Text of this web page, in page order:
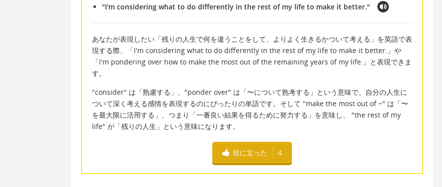
"I'm considering what to do differently in the rest of my life to make it better."
あなたが表現したい「残りの人生で何を違うことをして、よりよく生きるかついて考える」を英語で表
現する際、「I'm considering what to do differently in the rest of my life to make it better.」や
「I'm pondering over how to make the most out of the remaining years of my life.」と表現できま
す。
"consider" は「熟慮する」、"ponder over" は「〜について熟考する」という意味で、自分の人生に
ついて深く考える感情を表現するのにぴったりの単語です。そして "make the most out of ~" は「〜
を最大限に活用する」、つまり「一番良い結果を得るために努力する」を意味し、 "the rest of my
life" が「残りの人生」という意味になります。
役に立った 4